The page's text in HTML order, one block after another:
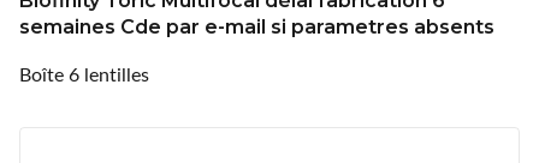
semaines Cde par e-mail si parametres absents
Boîte 6 lentilles